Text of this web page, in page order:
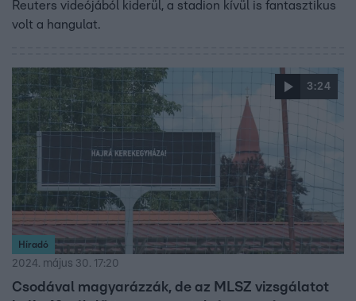
Reuters videójából kiderül, a stadion kívül is fantasztikus
volt a hangulat.
3:24
Híradó
2024. május 30. 17:20
Csodával magyarázzák, de az MLSZ vizsgálatot